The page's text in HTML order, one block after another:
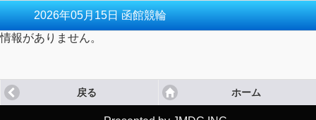
2026年05月15日 函館競輪
情報がありません。
戻る ホーム